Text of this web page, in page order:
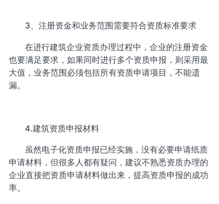
3、注册资金和业务范围需要符合资质标准要求
在进行建筑企业资质办理过程中，企业的注册资金
也要满足要求，如果同时进行多个资质申报，则采用最
大值，业务范围必须包括所有资质申请项目，不能遗
漏。
4.建筑资质申报材料
虽然电子化资质申报已经实施，没有必要申请纸质
申请材料，但很多人都有疑问，建议不熟悉资质办理的
企业直接把资质申请材料做出来，提高资质申报的成功
率。